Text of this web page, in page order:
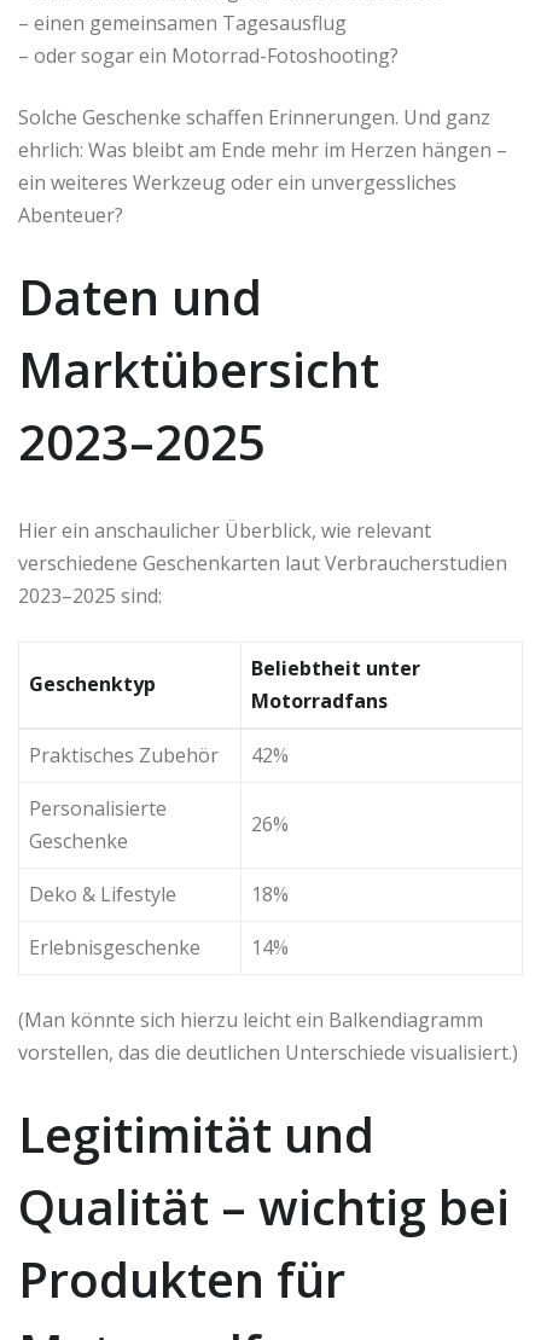
– einen gemeinsamen Tagesausflug
– oder sogar ein Motorrad-Fotoshooting?
Solche Geschenke schaffen Erinnerungen. Und ganz
ehrlich: Was bleibt am Ende mehr im Herzen hängen –
ein weiteres Werkzeug oder ein unvergessliches
Abenteuer?
Daten und
Marktübersicht
2023–2025
Hier ein anschaulicher Überblick, wie relevant
verschiedene Geschenkarten laut Verbraucherstudien
2023–2025 sind:
Geschenktyp
Beliebtheit unter
Motorradfans
Praktisches Zubehör
42%
Personalisierte
Geschenke
26%
Deko & Lifestyle
18%
Erlebnisgeschenke
14%
(Man könnte sich hierzu leicht ein Balkendiagramm
vorstellen, das die deutlichen Unterschiede visualisiert.)
Legitimität und
Qualität – wichtig bei
Produkten für